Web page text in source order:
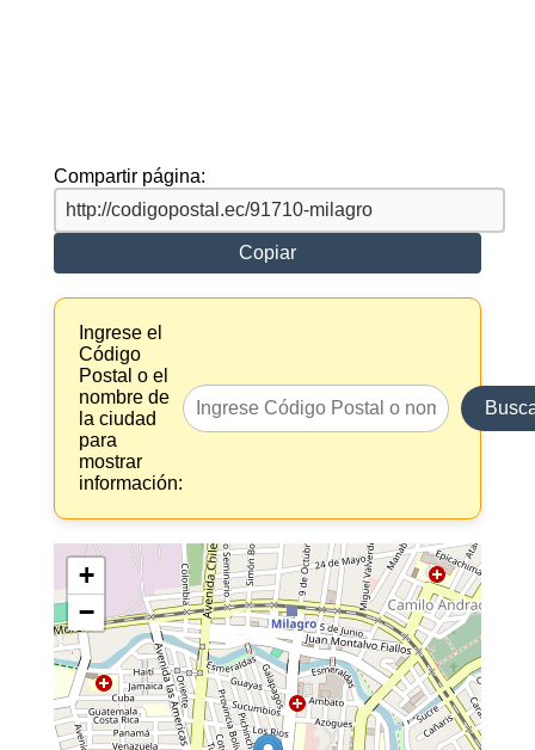
Compartir página:
Copiar
Ingrese el
Código
Postal o el
nombre de
la ciudad
para
mostrar
información:
+
−